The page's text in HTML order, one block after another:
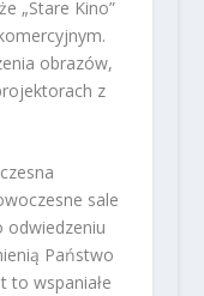
„Stare Kino”
obrazów,
z
sale
odwiedzeniu
Państwo
to wspaniałe